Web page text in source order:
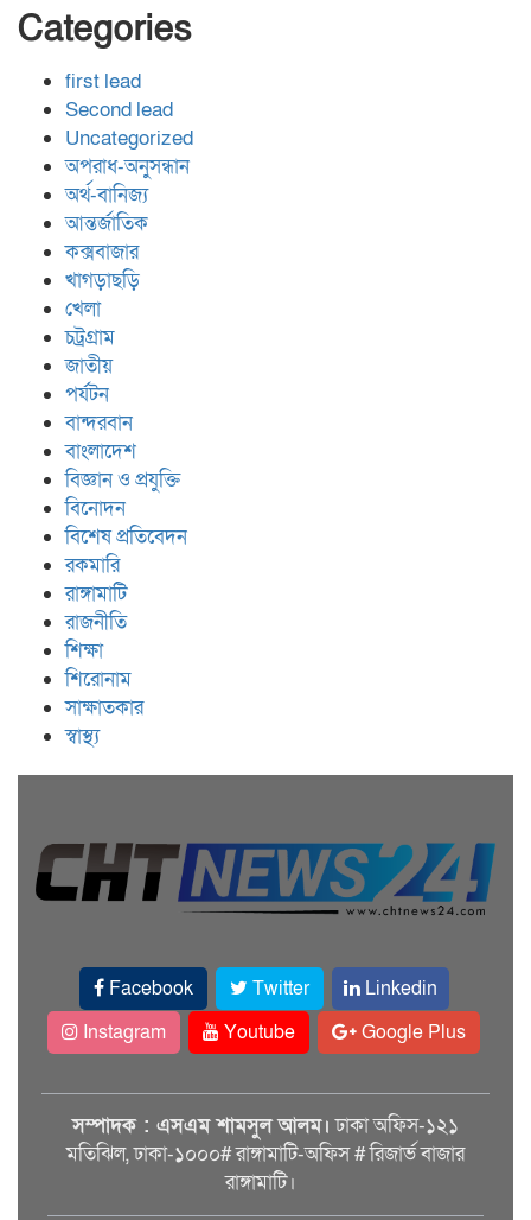
Categories
first lead
Second lead
Uncategorized
অপরাধ-অনুসন্ধান
অর্থ-বানিজ্য
আন্তর্জাতিক
কক্সবাজার
খাগড়াছড়ি
খেলা
চট্রগ্রাম
জাতীয়
পর্যটন
বান্দরবান
বাংলাদেশ
বিজ্ঞান ও প্রযুক্তি
বিনোদন
বিশেষ প্রতিবেদন
রকমারি
রাঙ্গামাটি
রাজনীতি
শিক্ষা
শিরোনাম
সাক্ষাতকার
স্বাস্থ্য
Facebook Twitter
Linkedin
Instagram
Youtube Google Plus
সম্পাদক : এসএম শামসুল আলম। ঢাকা অফিস-১২১
মতিঝিল, ঢাকা-১০০০# রাঙ্গামাটি-অফিস # রিজার্ভ বাজার
রাঙ্গামাটি।